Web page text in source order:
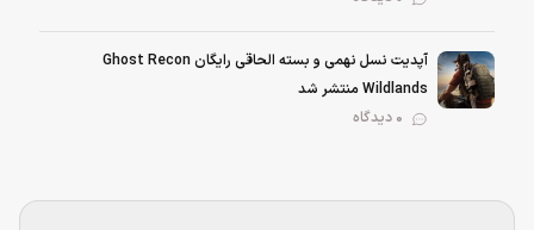
آپدیت نسل نهمی و بسته الحاقی رایگان Ghost Recon
Wildlands منتشر شد